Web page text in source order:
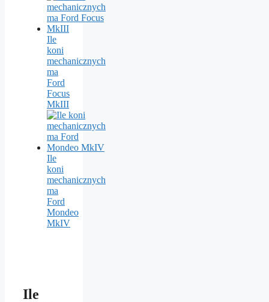
Ile
koni
mechanicznych
ma
Ford
Focus
MkIII
Ile
koni
mechanicznych
ma
Ford
Mondeo
MkIV
Ile